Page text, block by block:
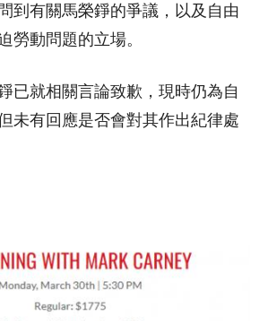
到有關馬榮錚的爭議，以及自由
勞動問題的立場。
已就相關言論致歉，現時仍為自
未有回應是否會對其作出紀律處